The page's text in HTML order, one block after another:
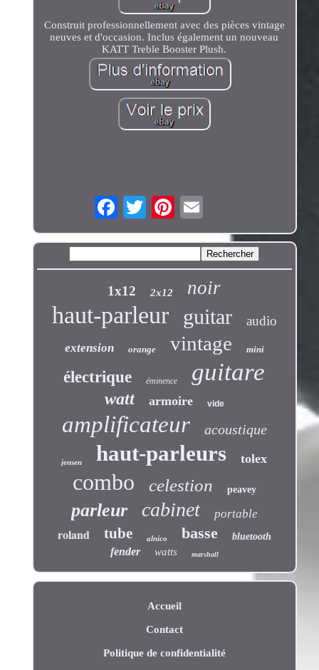
Construit professionnellement avec des pièces vintage
neuves et d'occasion. Inclus également un nouveau
KATT Treble Booster Plush.
1x12 2x12 noir
haut-parleur guitar audio
extension orange vintage mini
électrique éminence guitare
watt armoire vide
amplificateur acoustique
jensen haut-parleurs tolex
combo celestion peavey
parleur cabinet portable
roland tube alnico basse bluetooth
fender watts marshall
Accueil
Contact
Politique de confidentialité